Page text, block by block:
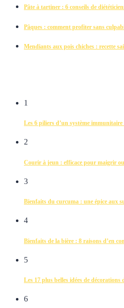
Pâte à tartiner : 6 conseils de
Pâques : comment profiter sans
Mendiants aux pois chiches : recette
1
Les 6 piliers d’un système immunitaire
2
Courir à jeun : efficace pour maigrir
3
Bienfaits du curcuma : une épice aux
4
Bienfaits de la bière : 8 raisons d’en
5
Les 17 plus belles idées de décorations
6